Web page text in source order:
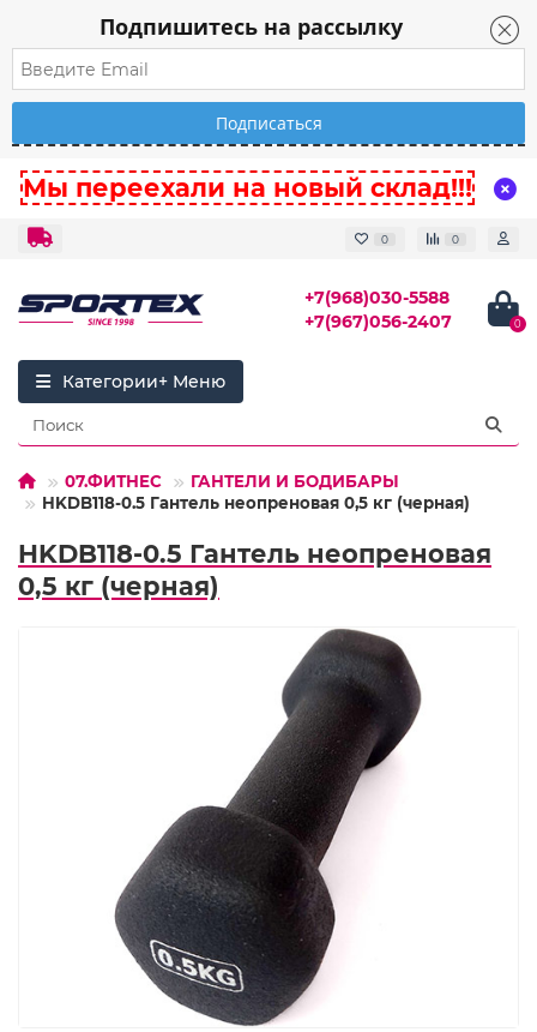
Подпишитесь на рассылку
Мы переехали на новый склад!!!
0 0
+7(968)030-5588
+7(967)056-2407
0
Категории
07.ФИТНЕС
ГАНТЕЛИ И БОДИБАРЫ
HKDB118-0.5 Гантель неопреновая 0,5 кг (черная)
HKDB118-0.5 Гантель неопреновая
0,5 кг (черная)